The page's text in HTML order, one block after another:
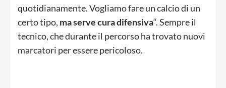
quotidianamente. Vogliamo fare un calcio di un
certo tipo, ma serve cura difensiva“. Sempre il
tecnico, che durante il percorso ha trovato nuovi
marcatori per essere pericoloso.